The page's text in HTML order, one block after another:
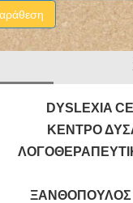
DYSLEXIA
ΚΕΝΤΡΟ
ΞΑΝΘΟΠΟΥΛΟΣ